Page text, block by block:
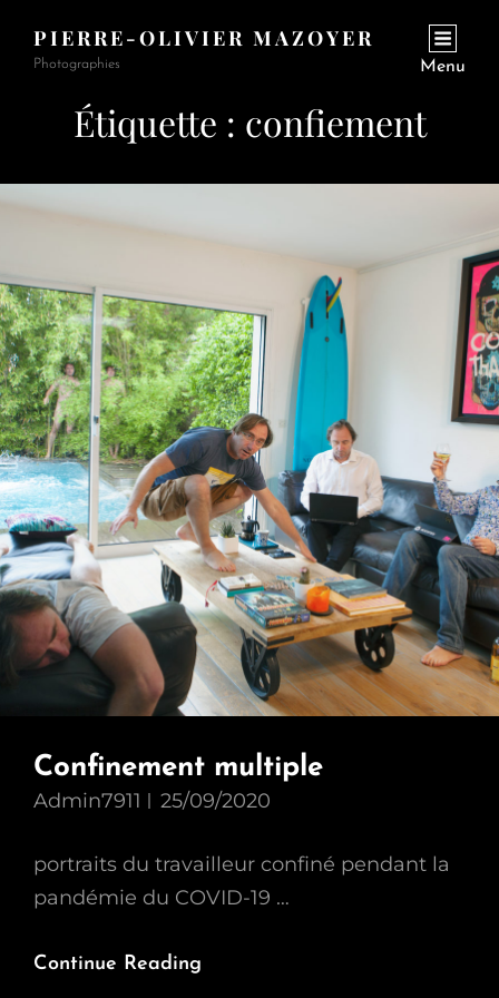
PIERRE-OLIVIER MAZOYER
Photographies Menu
Étiquette : confiement
Confinement multiple
Admin7911 25/09/2020
portraits du travailleur confiné pendant la
pandémie du COVID-19 …
Continue Reading